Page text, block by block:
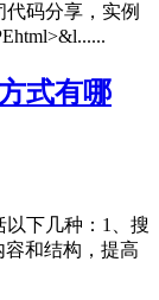
码分享，实例
式有哪
下几种‌：1、‌搜
和结构，提高